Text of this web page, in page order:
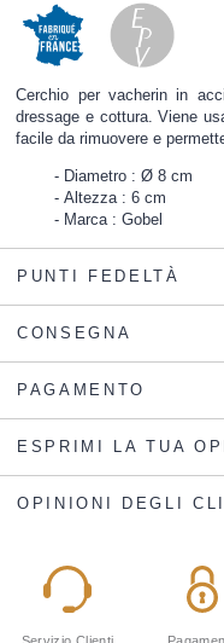
Cerchio per vacherin in
dressage e cottura. Viene
facile da rimuovere e
Diametro : Ø 8 cm
Altezza : 6 cm
Marca : Gobel
PUNTI FEDELTÀ
CONSEGNA
PAGAMENTO
ESPRIMI LA TUA
OPINIONI DEGLI
Servizio Clienti